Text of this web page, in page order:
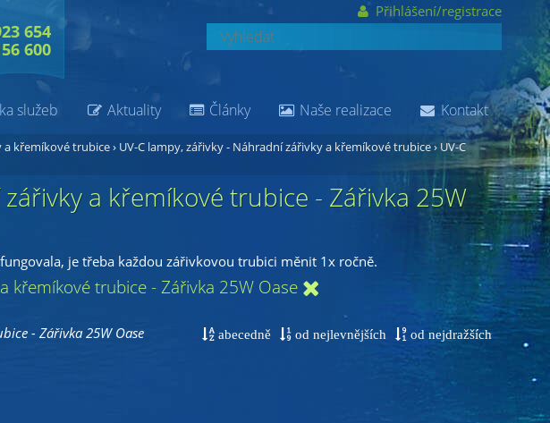
a křemíkové trubice› UV-C lampy, zářivky - Náhradní zářivky a křemíkové trubice› UV-C
a křemíkové trubice - Zářivka 25W
je třeba každou zářivkovou trubici měnit 1x ročně.
křemíkové trubice - Zářivka 25W Oase
abecedně od nejlevnějších od nejdražších
- Zářivka 25W Oase
služeb Aktuality Články Naše realizace Kontakt
654
600
Přihlášení/registrace